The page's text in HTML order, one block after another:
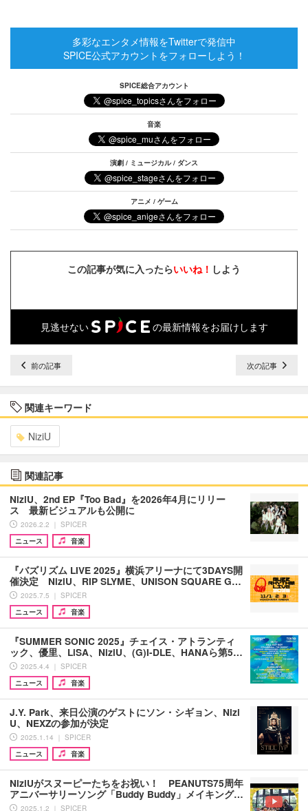
多彩なエンタメ情報をTwitterで発信中
SPICE公式アカウントをフォローしよう！
SPICE総合アカウント
音楽
演劇 / ミュージカル / ダンス
アニメ / ゲーム
この記事が気に入ったらいいね！ しよう
見逃せない の最新情報をお届けします
前の記事 次の記事
関連キーワード
NiziU
関連記事
NiziU、2nd EP『Too Bad』を2026年4月にリリー
ス 最新ビジュアルも公開に
2026.2.2 ｜ SPICER
ニュース
音楽
『バズリズム LIVE 2025』横浜アリーナにて3DAYS開
催決定 NiziU、RIP SLYME、UNISON SQUARE G…
2025.7.5 ｜ SPICER
ニュース
音楽
『SUMMER SONIC 2025』チェイス・アトランティ
ック、優里、LiSA、NiziU、(G)I-DLE、HANAら第5…
2025.4.4 ｜ SPICER
ニュース
音楽
J.Y. Park、来日公演のゲストにソン・シギョン、Nizi
U、NEXZの参加が決定
2025.1.14 ｜ SPICER
ニュース
音楽
NiziUがスヌーピーたちをお祝い！ PEANUTS75周年
アニバーサリーソング「Buddy Buddy」メイキング…
2025.1.2 ｜ SPICER